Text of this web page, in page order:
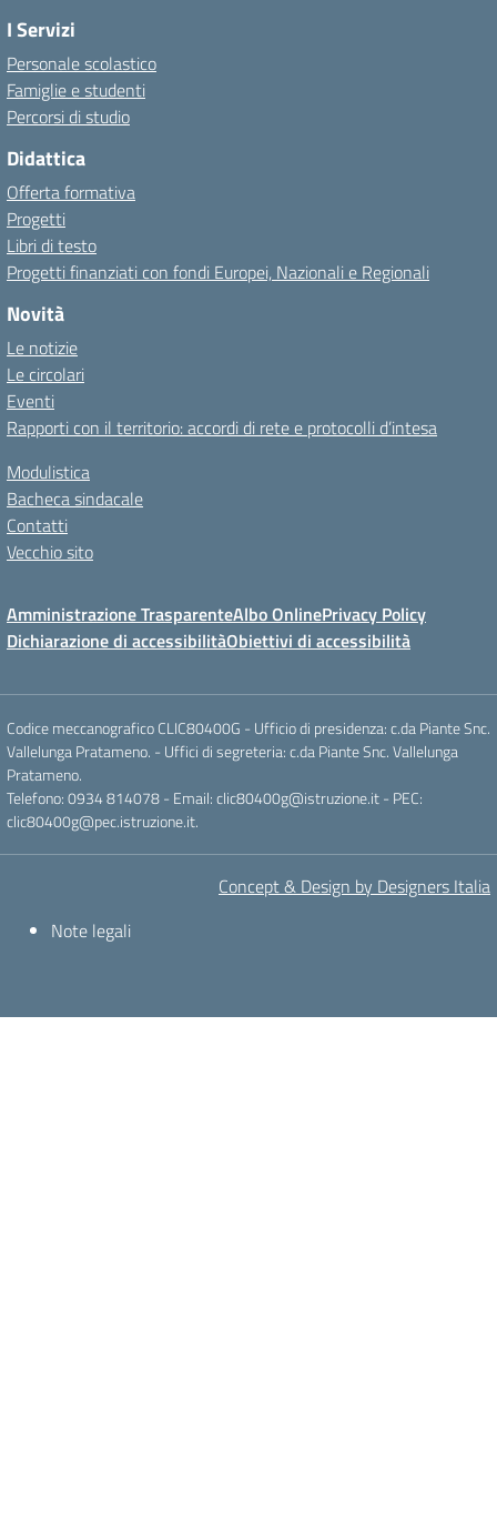
I Servizi
Personale scolastico
Famiglie e studenti
Percorsi di studio
Didattica
Offerta formativa
Progetti
Libri di testo
Progetti finanziati con fondi Europei, Nazionali e Regionali
Novità
Le notizie
Le circolari
Eventi
Rapporti con il territorio: accordi di rete e protocolli d’intesa
Modulistica
Bacheca sindacale
Contatti
Vecchio sito
Amministrazione TrasparenteAlbo OnlinePrivacy Policy
Dichiarazione di accessibilitàObiettivi di accessibilità
Codice meccanografico CLIC80400G - Ufficio di presidenza: c.da Piante Snc.
Vallelunga Pratameno. - Uffici di segreteria: c.da Piante Snc. Vallelunga
Pratameno.
Telefono: 0934 814078 - Email: clic80400g@istruzione.it - PEC:
clic80400g@pec.istruzione.it.
Concept & Design by Designers Italia
Note legali